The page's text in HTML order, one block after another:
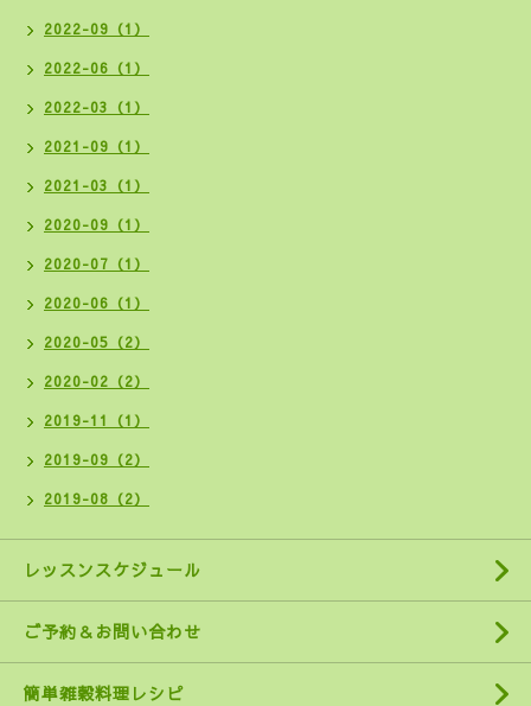
2022-09（1）
2022-06（1）
2022-03（1）
2021-09（1）
2021-03（1）
2020-09（1）
2020-07（1）
2020-06（1）
2020-05（2）
2020-02（2）
2019-11（1）
2019-09（2）
2019-08（2）
レッスンスケジュール
ご予約＆お問い合わせ
簡単雑穀料理レシピ